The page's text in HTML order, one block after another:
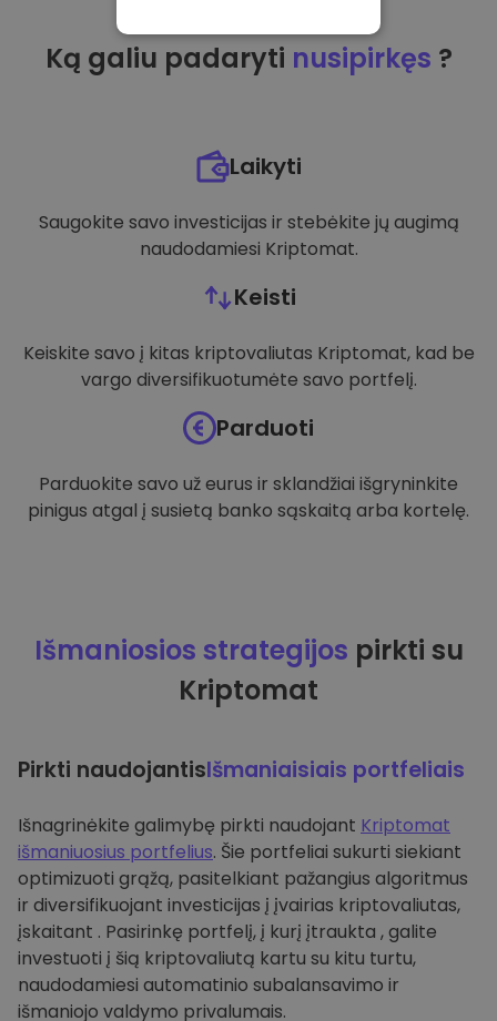
Ką galiu padaryti nusipirkęs ?
Laikyti
Saugokite savo investicijas ir stebėkite jų augimą
naudodamiesi Kriptomat.
Keisti
Keiskite savo į kitas kriptovaliutas Kriptomat, kad be
vargo diversifikuotumėte savo portfelį.
Parduoti
Parduokite savo už eurus ir sklandžiai išgryninkite
pinigus atgal į susietą banko sąskaitą arba kortelę.
Išmaniosios strategijos pirkti su
Kriptomat
Pirkti naudojantisIšmaniaisiais portfeliais
Išnagrinėkite galimybę pirkti naudojant Kriptomat
išmaniuosius portfelius. Šie portfeliai sukurti siekiant
optimizuoti grąžą, pasitelkiant pažangius algoritmus
ir diversifikuojant investicijas į įvairias kriptovaliutas,
įskaitant . Pasirinkę portfelį, į kurį įtraukta , galite
investuoti į šią kriptovaliutą kartu su kitu turtu,
naudodamiesi automatinio subalansavimo ir
išmaniojo valdymo privalumais.
VEIKIMĄ GERINANTYS